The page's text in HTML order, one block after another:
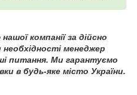
компанії за дійсно
менеджер
питання. Ми гарантуємо
в будь-яке місто України.